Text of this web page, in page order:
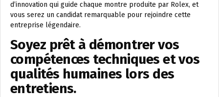
d’innovation qui guide chaque montre produite par Rolex, et
vous serez un candidat remarquable pour rejoindre cette
entreprise légendaire.
Soyez prêt à démontrer vos
compétences techniques et vos
qualités humaines lors des
entretiens.